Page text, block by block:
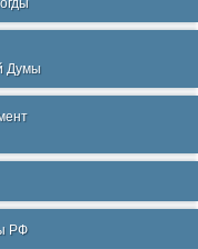
Думы
РФ